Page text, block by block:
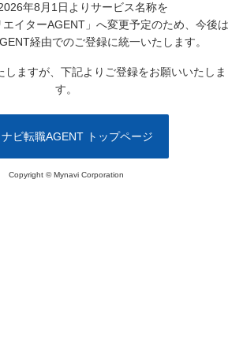
年8月1日よりサービス名称を
エイターAGENT」へ変更予定のため、 今後は
経由でのご登録に統一いたします。
しますが、下記よりご登録をお願いいたしま
す。
ビ転職AGENT トップページ
Copyright © Mynavi Corporation